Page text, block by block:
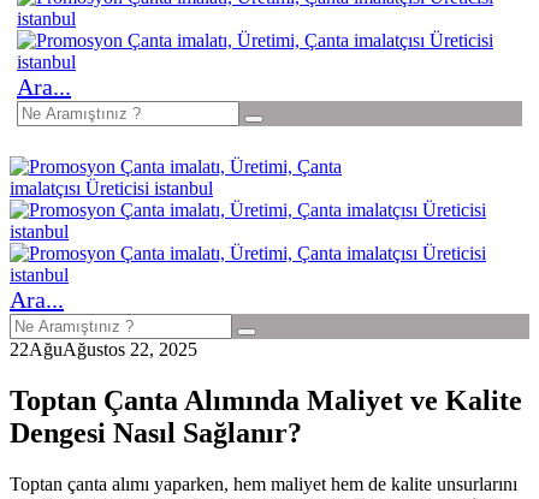
Ara...
Ara...
22AğuAğustos 22, 2025
Toptan Çanta Alımında Maliyet ve Kalite
Dengesi Nasıl Sağlanır?
Toptan çanta alımı yaparken, hem maliyet hem de kalite unsurlarını